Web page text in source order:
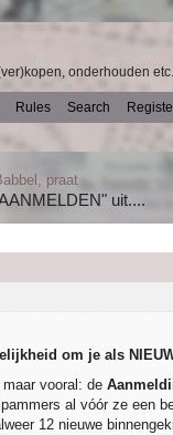
onderhouden etc.
Rules Search
praat
uit....
om je als
vooral: de
al vóór ze een
12 nieuwe